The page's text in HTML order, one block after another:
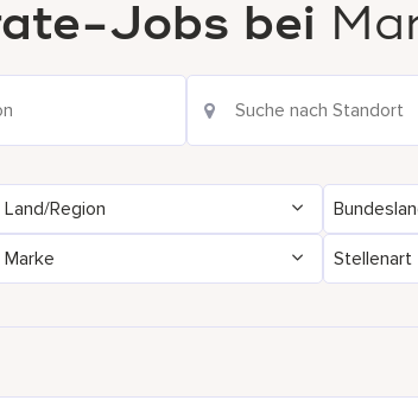
Jobs bei
Land/Region
Marke Stellenart